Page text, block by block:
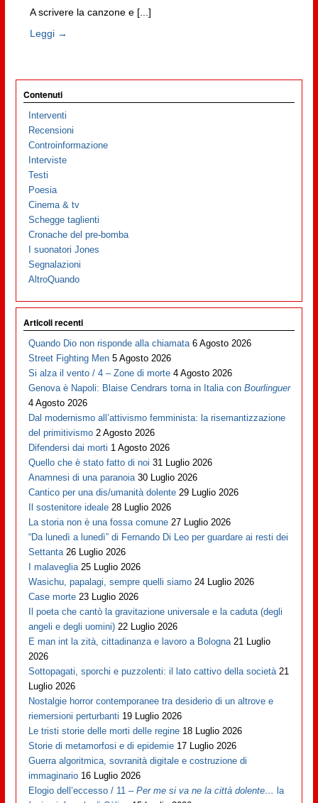
A scrivere la canzone e [...]
Leggi →
Contenuti
Interventi
Recensioni
Controinformazione
Interviste
Testi
Poesia
Cinema & tv
Schegge taglienti
Cronache del pre-bomba
I suonatori Jones
Segnalazioni
AltroQuando
Articoli recenti
Quando Dio non risponde alla chiamata 6 Agosto 2026
Street Fighting Men 5 Agosto 2026
Si alza il vento / 4 – Zone di morte 4 Agosto 2026
Genova è Napoli: Blaise Cendrars torna in Italia conBourlinguer
4 Agosto 2026
Dal modernismo all’attivismo femminista: la risemantizzazione
del primitivismo 2 Agosto 2026
Difendersi dai morti 1 Agosto 2026
Quello che è stato fatto di noi 31 Luglio 2026
Anamnesi di una paranoia 30 Luglio 2026
Cantico per una dis/umanità dolente 29 Luglio 2026
Il sostenitore ideale 28 Luglio 2026
La storia non è una fossa comune 27 Luglio 2026
“Da lunedì a lunedì” di Fernando Di Leo per guardare ai resti dei
Settanta 26 Luglio 2026
I malaveglia 25 Luglio 2026
Wasichu, papalagi, sempre quelli siamo 24 Luglio 2026
Case morte 23 Luglio 2026
Il poeta che cantò la gravitazione universale e la caduta (degli
angeli e degli uomini) 22 Luglio 2026
E man int la zità, cittadinanza e lavoro a Bologna 21 Luglio
2026
Sottopagati, sporchi e puzzolenti: il lato cattivo della società 21
Luglio 2026
Nostalgie horror contemporanee tra desiderio di un altrove e
riemersioni perturbanti 19 Luglio 2026
Le tristi storie delle morti delle regine 18 Luglio 2026
Storie di metamorfosi e di epidemie 17 Luglio 2026
Guerra algoritmica, sovranità digitale e costruzione di
immaginario 16 Luglio 2026
Elogio dell’eccesso / 11 –Per me si va ne la città dolente… la